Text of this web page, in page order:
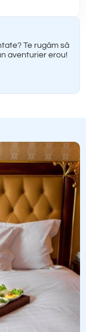
Te rugăm să
aventurier erou!